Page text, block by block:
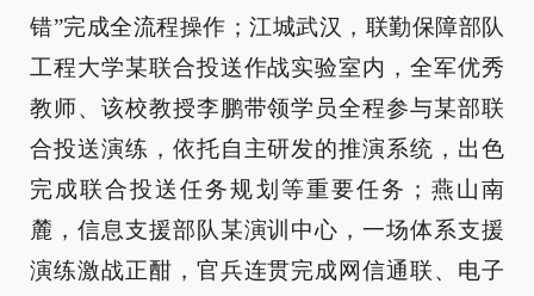
错”完成全流程操作；江城武汉，联勤保障部队
工程大学某联合投送作战实验室内，全军优秀
教师、该校教授李鹏带领学员全程参与某部联
合投送演练，依托自主研发的推演系统，出色
完成联合投送任务规划等重要任务；燕山南
麓，信息支援部队某演训中心，一场体系支援
演练激战正酣，官兵连贯完成网信通联、电子